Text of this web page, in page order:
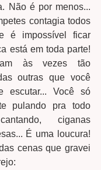
Não é por menos...
contagia todos
é impossível ficar
está em toda parte!
às vezes tão
outras que você
escutar... Você só
pulando pra todo
ciganas
É uma loucura!
cenas que gravei